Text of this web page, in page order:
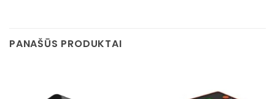
PANAŠŪS PRODUKTAI